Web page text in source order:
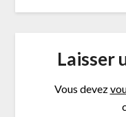
Laisser
Vous devez